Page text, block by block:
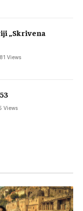
„Skrivena
Views
Views